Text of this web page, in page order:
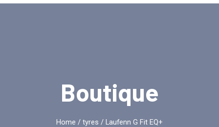
Boutique
Home / tyres / Laufenn G Fit EQ+